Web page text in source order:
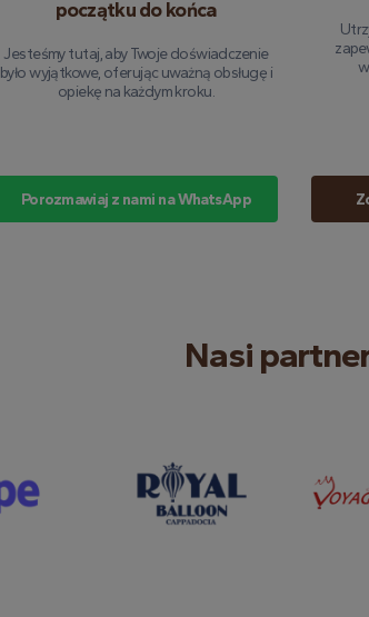
początku do końca
Jesteśmy tutaj, aby Twoje doświadczenie
było wyjątkowe, oferując uważną obsługę i
opiekę na każdym kroku.
Porozmawiaj z nami na WhatsApp
Nasi